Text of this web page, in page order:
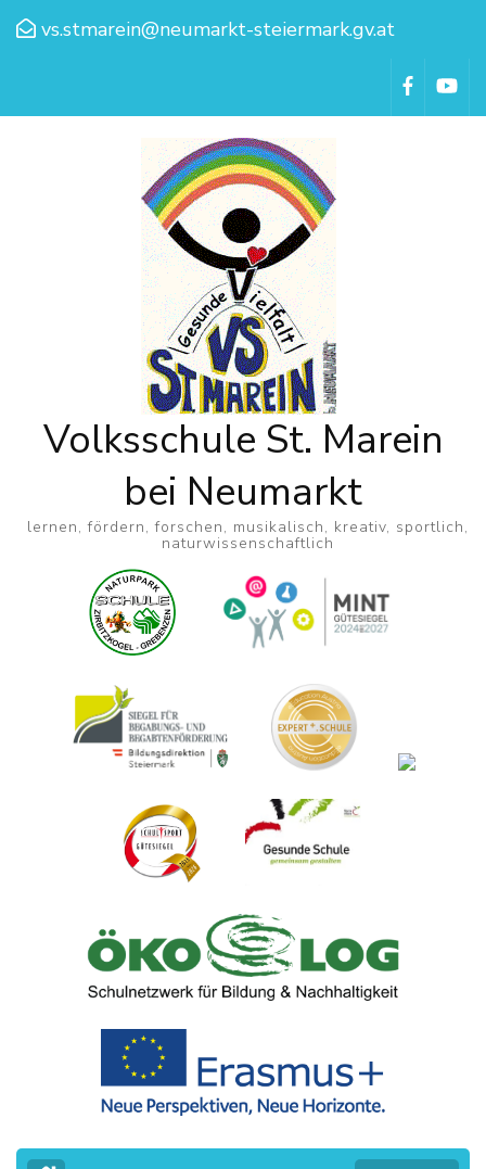
vs.stmarein@neumarkt-steiermark.gv.at
Volksschule St. Marein
bei Neumarkt
lernen, fördern, forschen, musikalisch, kreativ, sportlich,
naturwissenschaftlich